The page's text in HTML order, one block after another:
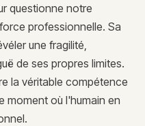
questionne notre
professionnelle. Sa
une fragilité,
de ses propres limites.
la véritable compétence
moment où l'humain en